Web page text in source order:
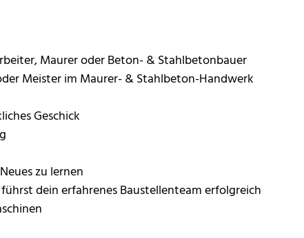
Maurer oder Beton- & Stahlbetonbauer
Meister im Maurer- & Stahlbeton-Handwerk
Geschick
zu lernen
dein erfahrenes Baustellenteam erfolgreich